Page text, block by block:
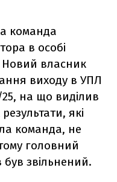
команда
в особі
власник
виходу в УПЛ
25, на що виділив
які
команда, не
головний
звільнений.